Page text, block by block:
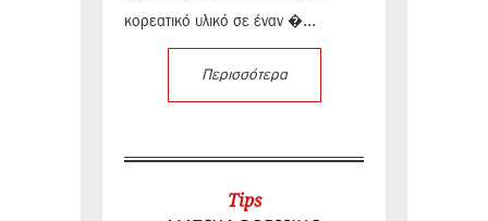
κορεατικό υλικό σε έναν �...
Περισσότερα
Tips